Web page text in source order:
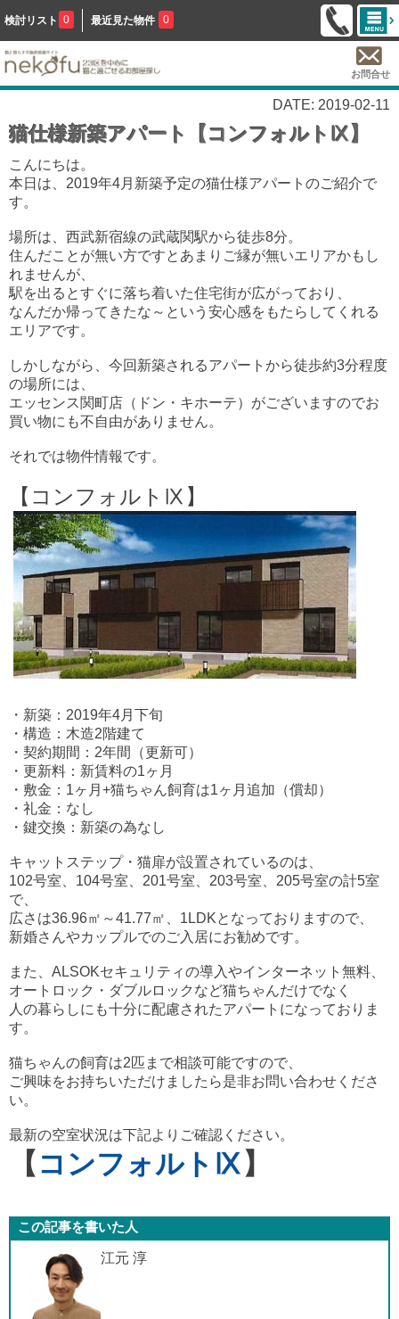
検討リスト 0 最近見た物件 0
お問合せ
DATE: 2019-02-11
猫仕様新築アパート【コンフォルトⅨ】
こんにちは。
本日は、2019年4月新築予定の猫仕様アパートのご紹介で
す。
場所は、西武新宿線の武蔵関駅から徒歩8分。
住んだことが無い方ですとあまりご縁が無いエリアかもし
れませんが、
駅を出るとすぐに落ち着いた住宅街が広がっており、
なんだか帰ってきたな～という安心感をもたらしてくれる
エリアです。
しかしながら、今回新築されるアパートから徒歩約3分程度
の場所には、
エッセンス関町店（ドン・キホーテ）がございますのでお
買い物にも不自由がありません。
それでは物件情報です。
【コンフォルトⅨ】
・新築：2019年4月下旬
・構造：木造2階建て
・契約期間：2年間（更新可）
・更新料：新賃料の1ヶ月
・敷金：1ヶ月+猫ちゃん飼育は1ヶ月追加（償却）
・礼金：なし
・鍵交換：新築の為なし
キャットステップ・猫扉が設置されているのは、
102号室、104号室、201号室、203号室、205号室の計5室
で、
広さは36.96㎡～41.77㎡、1LDKとなっておりますので、
新婚さんやカップルでのご入居にお勧めです。
また、ALSOKセキュリティの導入やインターネット無料、
オートロック・ダブルロックなど猫ちゃんだけでなく
人の暮らしにも十分に配慮されたアパートになっておりま
す。
猫ちゃんの飼育は2匹まで相談可能ですので、
ご興味をお持ちいただけましたら是非お問い合わせくださ
い。
最新の空室状況は下記よりご確認ください。
【 コンフォルトⅨ 】
この記事を書いた人
江元 淳